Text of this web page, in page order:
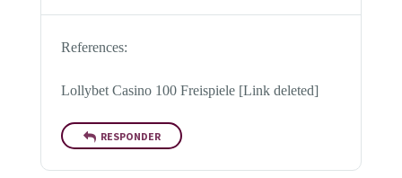
References:
Lollybet Casino 100 Freispiele [Link deleted]
RESPONDER